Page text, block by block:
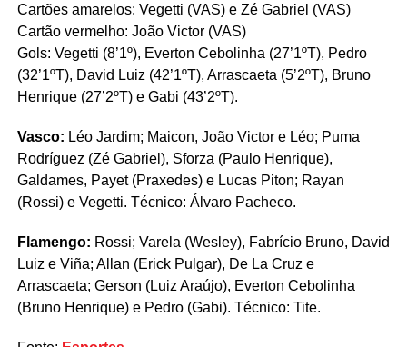
Cartões amarelos: Vegetti (VAS) e Zé Gabriel (VAS)
Cartão vermelho: João Victor (VAS)
Gols: Vegetti (8’1º), Everton Cebolinha (27’1ºT), Pedro
(32’1ºT), David Luiz (42’1ºT), Arrascaeta (5’2ºT), Bruno
Henrique (27’2ºT) e Gabi (43’2ºT).
Vasco: Léo Jardim; Maicon, João Victor e Léo; Puma
Rodríguez (Zé Gabriel), Sforza (Paulo Henrique),
Galdames, Payet (Praxedes) e Lucas Piton; Rayan
(Rossi) e Vegetti. Técnico: Álvaro Pacheco.
Flamengo: Rossi; Varela (Wesley), Fabrício Bruno, David
Luiz e Viña; Allan (Erick Pulgar), De La Cruz e
Arrascaeta; Gerson (Luiz Araújo), Everton Cebolinha
(Bruno Henrique) e Pedro (Gabi). Técnico: Tite.